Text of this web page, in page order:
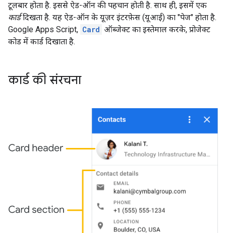
टूलबार होता है. इससे ऐड-ऑन की पहचान होती है. साथ ही, इसमें एक
कार्डदिखता है. यह ऐड-ऑन के यूज़र इंटरफ़ेस (यूआई) का "पेज" होता है.
Google Apps Script, Card ऑब्जेक्ट का इस्तेमाल करके, प्रोजेक्ट
कोड में कार्ड दिखाता है.
कार्ड की संरचना